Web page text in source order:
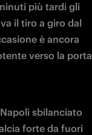
più tardi gli
il tiro a giro dal
è ancora
verso la porta
sbilanciato
forte da fuori